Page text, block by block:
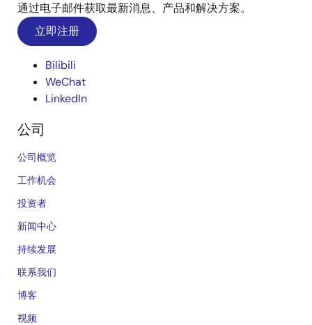
通过电子邮件获取最新消息、产品和解决方案。
立即注册
Bilibili
WeChat
LinkedIn
公司
公司概览
工作机会
投资者
新闻中心
持续发展
联系我们
博客
视频